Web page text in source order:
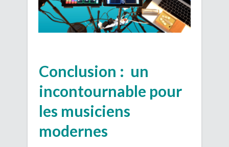
Conclusion : un
incontournable pour
les musiciens
modernes